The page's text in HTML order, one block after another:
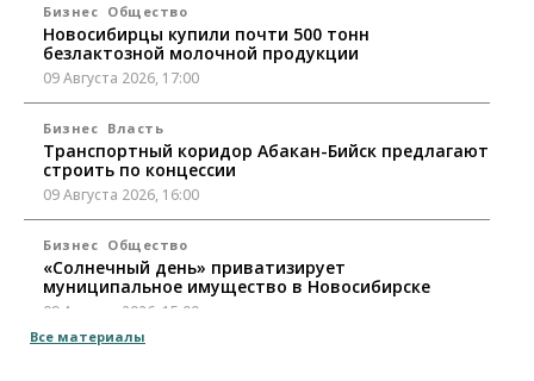
Бизнес Общество
Новосибирцы купили почти 500 тонн
безлактозной молочной продукции
09 Августа 2026, 17:00
Бизнес Власть
Транспортный коридор Абакан-Бийск предлагают
строить по концессии
09 Августа 2026, 16:00
Бизнес Общество
«Солнечный день» приватизирует
муниципальное имущество в Новосибирске
09 Августа 2026, 15:00
Все материалы